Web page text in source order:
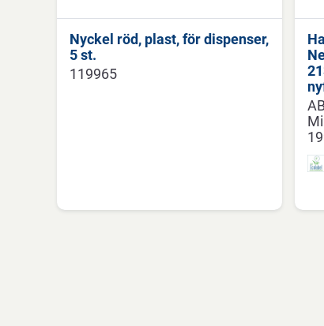
Nyckel röd, plast, för dispenser,
5 st.
119965